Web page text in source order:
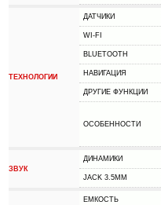
ТЕХНОЛОГИИ
ДАТЧИКИ
WI-FI
BLUETOOTH
НАВИГАЦИЯ
ДРУГИЕ ФУНКЦИИ
ОСОБЕННОСТИ
ЗВУК
ДИНАМИКИ
JACK 3.5MM
ЕМКОСТЬ